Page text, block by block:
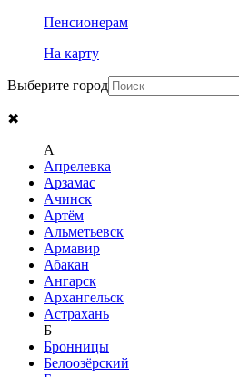
Пенсионерам
На карту
Выберите город
✖
A
Апрелевка
Арзамас
Ачинск
Артём
Альметьевск
Армавир
Абакан
Ангарск
Архангельск
Астрахань
Б
Бронницы
Белоозёрский